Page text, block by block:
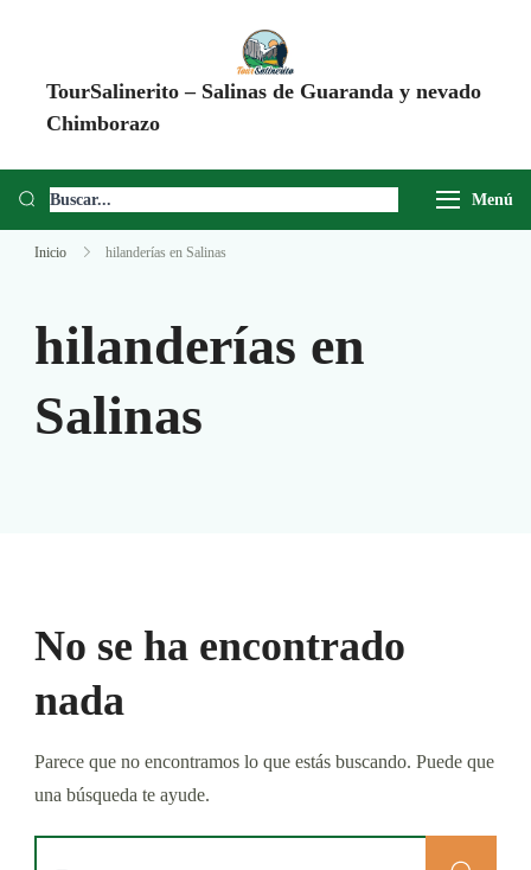
TourSalinerito – Salinas de Guaranda y nevado
Chimborazo
Chimborazo, Minas de Sal, Quesera El Salinerito, Chocolates El
Menú
Inicio hilanderías en Salinas
hilanderías en
Salinas
No se ha encontrado
nada
Parece que no encontramos lo que estás buscando. Puede que
una búsqueda te ayude.